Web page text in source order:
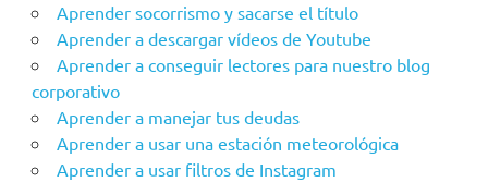
Aprender socorrismo y sacarse el título
Aprender a descargar vídeos de Youtube
Aprender a conseguir lectores para nuestro blog
corporativo
Aprender a manejar tus deudas
Aprender a usar una estación meteorológica
Aprender a usar filtros de Instagram